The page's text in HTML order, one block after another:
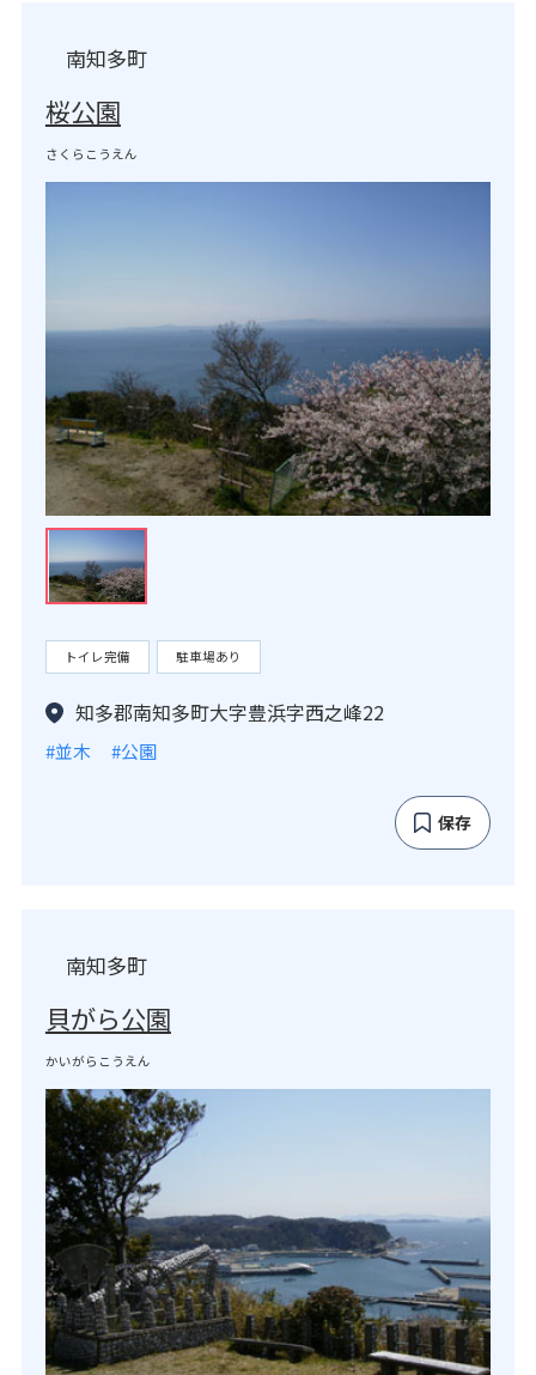
南知多町
桜公園
さくらこうえん
トイレ完備 駐車場あり
知多郡南知多町大字豊浜字西之峰22
#並木 #公園
保存
南知多町
貝がら公園
かいがらこうえん